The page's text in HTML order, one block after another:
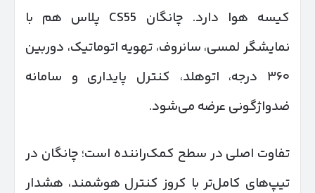
کیسه هوا دارد. چانگان CS55 پلاس هم با
نمایشگر لمسی، سانروف، تهویه اتوماتیک، دوربین
۳۶۰ درجه، اتوهلد، کنترل پایداری و سامانه
ضدواژگونی عرضه می‌شود.
تفاوت اصلی در سطح کمک‌راننده است؛ چانگان در
تیپ‌های کامل‌تر با کروز کنترل هوشمند، هشدار